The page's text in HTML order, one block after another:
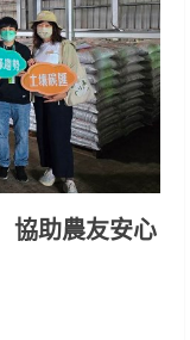
協助農友安心